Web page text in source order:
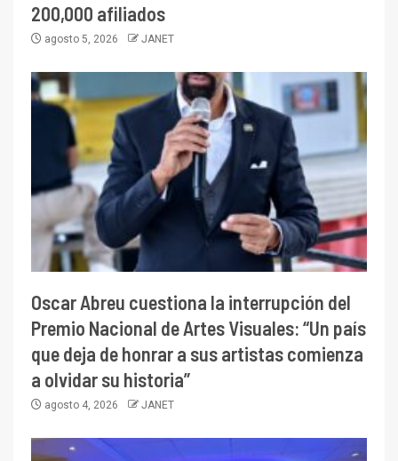
200,000 afiliados
agosto 5, 2026 JANET
Oscar Abreu cuestiona la interrupción del
Premio Nacional de Artes Visuales: “Un país
que deja de honrar a sus artistas comienza
a olvidar su historia”
agosto 4, 2026 JANET